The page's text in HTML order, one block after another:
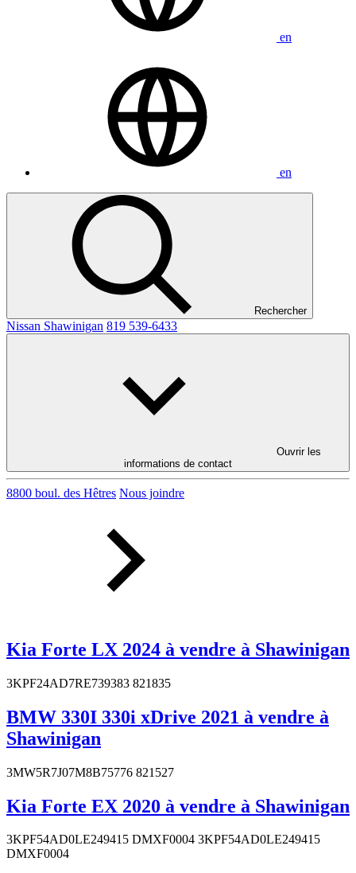
en
en
Rechercher
Nissan Shawinigan 819 539-6433
Ouvrir les
informations de contact
8800 boul. des Hêtres Nous joindre
Kia Forte LX 2024 à vendre à Shawinigan
3KPF24AD7RE739383 821835
BMW 330I 330i xDrive 2021 à vendre à
Shawinigan
3MW5R7J07M8B75776 821527
Kia Forte EX 2020 à vendre à Shawinigan
3KPF54AD0LE249415 DMXF0004 3KPF54AD0LE249415
DMXF0004